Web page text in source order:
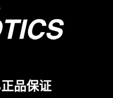
品保证